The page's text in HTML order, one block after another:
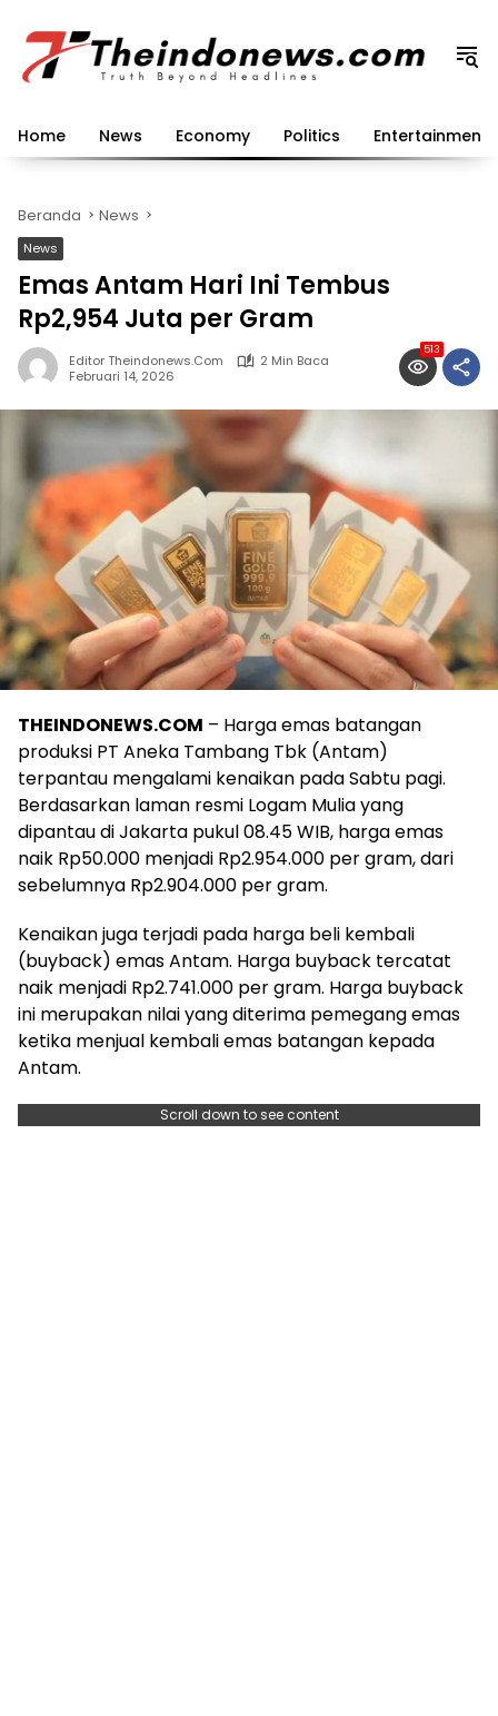
konten
Home News Economy Politics Entertainment
Beranda News
News
Emas Antam Hari Ini Tembus
Rp2,954 Juta per Gram
Editor Theindonews.com
2 Min Baca
Februari 14, 2026
513
THEINDONEWS.COM – Harga emas batangan
produksi PT Aneka Tambang Tbk (Antam)
terpantau mengalami kenaikan pada Sabtu pagi.
Berdasarkan laman resmi Logam Mulia yang
dipantau di Jakarta pukul 08.45 WIB, harga emas
naik Rp50.000 menjadi Rp2.954.000 per gram, dari
sebelumnya Rp2.904.000 per gram.
Kenaikan juga terjadi pada harga beli kembali
(buyback) emas Antam. Harga buyback tercatat
naik menjadi Rp2.741.000 per gram. Harga buyback
ini merupakan nilai yang diterima pemegang emas
ketika menjual kembali emas batangan kepada
Antam.
Scroll down to see content